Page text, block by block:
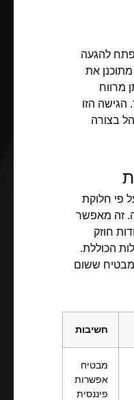
להגעה
את
מרווח
הגישה הזו
בצורה
פי חלוקת
זה מאפשר
חוזק
הכוללת.
מבטיח ששום
חשיבות
מבטיח
אפשרות
פיננסית